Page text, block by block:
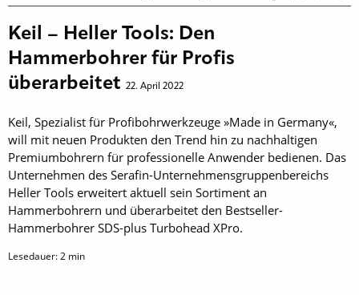
Keil – Heller Tools: Den
Hammerbohrer für Profis
überarbeitet 22. April 2022
Keil, Spezialist für Profibohrwerkzeuge »Made in Germany«,
will mit neuen Produkten den Trend hin zu nachhaltigen
Premiumbohrern für professionelle Anwender bedienen. Das
Unternehmen des Serafin-Unternehmensgruppenbereichs
Heller Tools erweitert aktuell sein Sortiment an
Hammerbohrern und überarbeitet den Bestseller-
Hammerbohrer SDS-plus Turbohead XPro.
Lesedauer:2 min